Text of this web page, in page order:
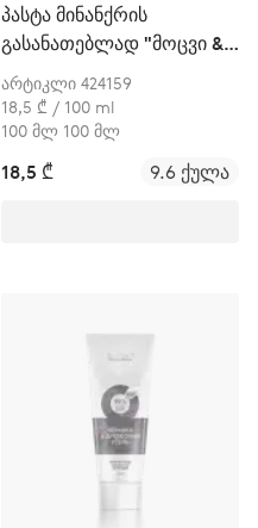
პასტა მინანქრის
გასანათებლად "მოცვი &
ნახშირი"
არტიკლი 424159
18,5 ₾ / 100 ml
100 მლ 100 მლ
18,5 ₾ 9.6 ქულა